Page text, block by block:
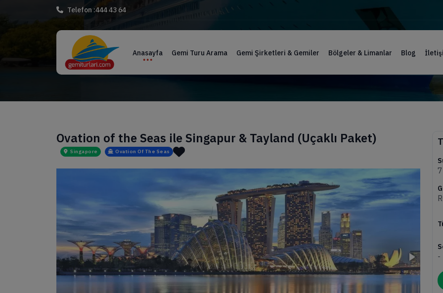
Telefon :444 43 64
Anasayfa Gemi Turu Arama Gemi Şirketleri & Gemiler Bölgeler & Limanlar Blog
Ovation of the Seas ile Singapur & Tayland (Uçaklı Paket)
Singapore Ovation Of The Seas
-